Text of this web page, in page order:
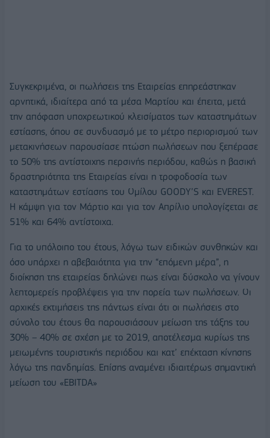
Συγκεκριμένα, οι πωλήσεις της Εταιρείας επηρεάστηκαν
αρνητικά, ιδιαίτερα από τα μέσα Μαρτίου και έπειτα, μετά
την απόφαση υποχρεωτικού κλεισίματος των καταστημάτων
εστίασης, όπου σε συνδυασμό με το μέτρο περιορισμού των
μετακινήσεων παρουσίασε πτώση πωλήσεων που ξεπέρασε
το 50% της αντίστοιχης περσινής περιόδου, καθώς η βασική
δραστηριότητα της Εταιρείας είναι η τροφοδοσία των
καταστημάτων εστίασης του Ομίλου GOODY’S και EVEREST.
Η κάμψη για τον Μάρτιο και για τον Απρίλιο υπολογίζεται σε
51% και 64% αντίστοιχα.
Για το υπόλοιπο του έτους, λόγω των ειδικών συνθηκών και
όσο υπάρχει η αβεβαιότητα για την “επόμενη μέρα”, η
διοίκηση της εταιρείας δηλώνει πως είναι δύσκολο να γίνουν
λεπτομερείς προβλέψεις για την πορεία των πωλήσεων. Οι
αρχικές εκτιμήσεις της πάντως είναι ότι οι πωλήσεις στο
σύνολο του έτους θα παρουσιάσουν μείωση της τάξης του
30% – 40% σε σχέση με το 2019, αποτέλεσμα κυρίως της
μειωμένης τουριστικής περιόδου και κατ’ επέκταση κίνησης
λόγω της πανδημίας. Επίσης αναμένει ιδιαιτέρως σημαντική
μείωση του «EBITDA»